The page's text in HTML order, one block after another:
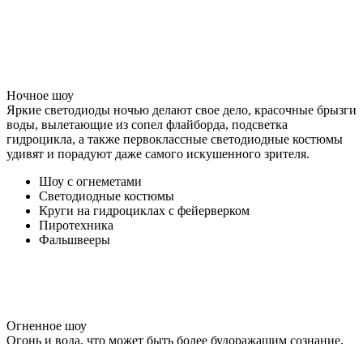
Ночное шоу
Яркие светодиоды ночью делают свое дело, красочные брызги
воды, вылетающие из сопел флайборда, подсветка
гидроцикла, а также первоклассные светодиодные костюмы
удивят и порадуют даже самого искушенного зрителя.
Шоу с огнеметами
Светодиодные костюмы
Круги на гидроциклах с фейерверком
Пиротехника
Фальшвееры
Огненное шоу
Огонь и вода, что может быть более будоражащим сознание,